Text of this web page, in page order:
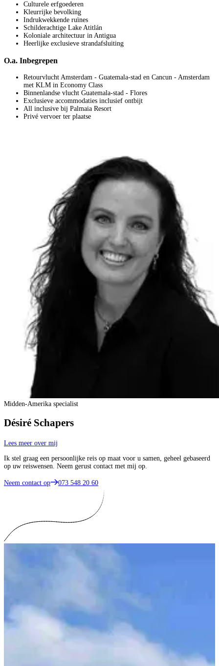
Culturele erfgoederen
Kleurrijke bevolking
Indrukwekkende ruïnes
Schilderachtige Lake Atitlán
Koloniale architectuur in Antigua
Heerlijke exclusieve strandafsluiting
O.a. Inbegrepen
Retourvlucht Amsterdam - Guatemala-stad en Cancun - Amsterdam
met KLM in Economy Class
Binnenlandse vlucht Guatemala-stad - Flores
Exclusieve accommodaties inclusief ontbijt
All inclusive bij Palmaia Resort
Privé vervoer ter plaatse
Midden-Amerika specialist
Désiré Schapers
Lees meer over mij
Ik stel graag een persoonlijke reis op maat voor u samen, geheel gebaseerd
op uw reiswensen. Neem gerust contact met mij op.
Neem contact op 073 548 20 60